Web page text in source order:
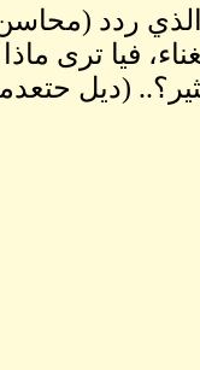
الذي ردد
فيا ترى
(ديل